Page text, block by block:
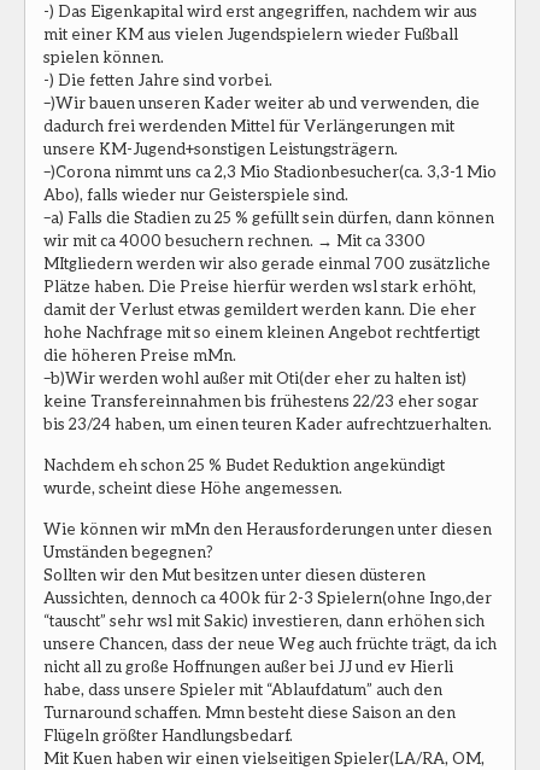
-) Das Eigenkapital wird erst angegriffen, nachdem wir aus
mit einer KM aus vielen Jugendspielern wieder Fußball
spielen können.
-) Die fetten Jahre sind vorbei.
–)Wir bauen unseren Kader weiter ab und verwenden, die
dadurch frei werdenden Mittel für Verlängerungen mit
unsere KM-Jugend+sonstigen Leistungsträgern.
–)Corona nimmt uns ca 2,3 Mio Stadionbesucher(ca. 3,3-1 Mio
Abo), falls wieder nur Geisterspiele sind.
–a) Falls die Stadien zu 25 % gefüllt sein dürfen, dann können
wir mit ca 4000 besuchern rechnen. → Mit ca 3300
MItgliedern werden wir also gerade einmal 700 zusätzliche
Plätze haben. Die Preise hierfür werden wsl stark erhöht,
damit der Verlust etwas gemildert werden kann. Die eher
hohe Nachfrage mit so einem kleinen Angebot rechtfertigt
die höheren Preise mMn.
–b)Wir werden wohl außer mit Oti(der eher zu halten ist)
keine Transfereinnahmen bis frühestens 22/23 eher sogar
bis 23/24 haben, um einen teuren Kader aufrechtzuerhalten.
Nachdem eh schon 25 % Budet Reduktion angekündigt
wurde, scheint diese Höhe angemessen.
Wie können wir mMn den Herausforderungen unter diesen
Umständen begegnen?
Sollten wir den Mut besitzen unter diesen düsteren
Aussichten, dennoch ca 400k für 2-3 Spielern(ohne Ingo,der
“tauscht” sehr wsl mit Sakic) investieren, dann erhöhen sich
unsere Chancen, dass der neue Weg auch früchte trägt, da ich
nicht all zu große Hoffnungen außer bei JJ und ev Hierli
habe, dass unsere Spieler mit “Ablaufdatum” auch den
Turnaround schaffen. Mmn besteht diese Saison an den
Flügeln größter Handlungsbedarf.
Mit Kuen haben wir einen vielseitigen Spieler(LA/RA, OM,